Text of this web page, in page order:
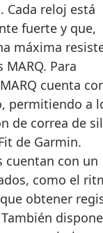
reloj está
fuerte y que,
máxima
Para
cuenta
permitiendo a
de correa de
de Garmin.
cuentan con un
como el
obtener